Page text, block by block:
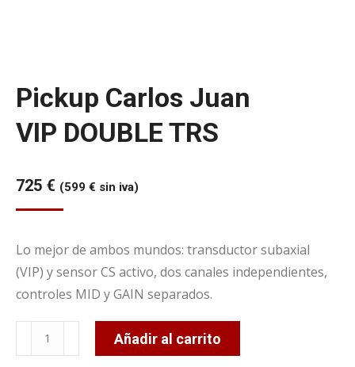
Pickup Carlos Juan
VIP DOUBLE TRS
725 € (599 € sin iva)
Lo mejor de ambos mundos: transductor subaxial
(VIP) y sensor CS activo, dos canales independientes,
controles MID y GAIN separados.
Pickup
Carlos
Añadir al carrito